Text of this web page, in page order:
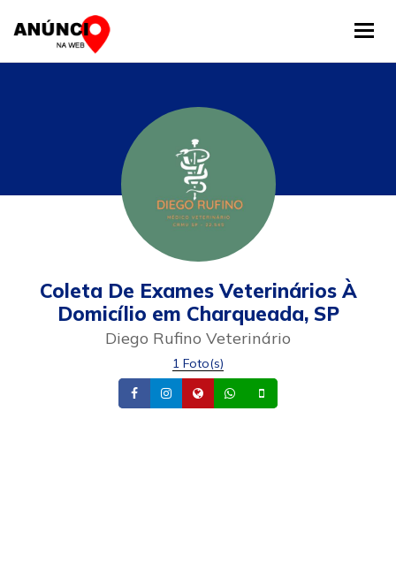
Coleta De Exames Veterinários À
Domicílio em Charqueada, SP
Diego Rufino Veterinário
1 Foto(s)
FacebookInstagram
Site Whatsapp